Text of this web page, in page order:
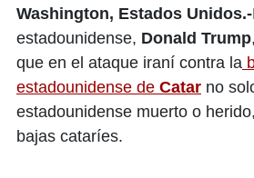
Washington, Estados Unidos.-
estadounidense, Donald Trump
que en el ataque iraní contra la
estadounidense de Catar no
estadounidense muerto o
bajas cataríes.